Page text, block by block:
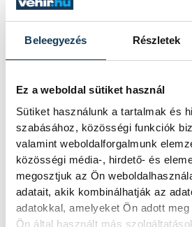
Beleegyezés Részletek
Ez a weboldal sütiket használ
Sütiket használunk a tartalmak és
szabásához, közösségi funkciók
valamint weboldalforgalmunk
közösségi média-, hirdető- és
megosztjuk az Ön
adatait, akik kombinálhatják az
adatokkal, amelyeket Ön adott
Ön által használt más
beállók: Bánhidi Bence
Miklós (Dinamo
Adrián (MT Melsungen)
balátlövők: Bodó Richárd
Ligetvári Patrik (Veszprém),
(Orlen Wisla Plock)
balszélsők: Bóka
Hári Levente (ETO